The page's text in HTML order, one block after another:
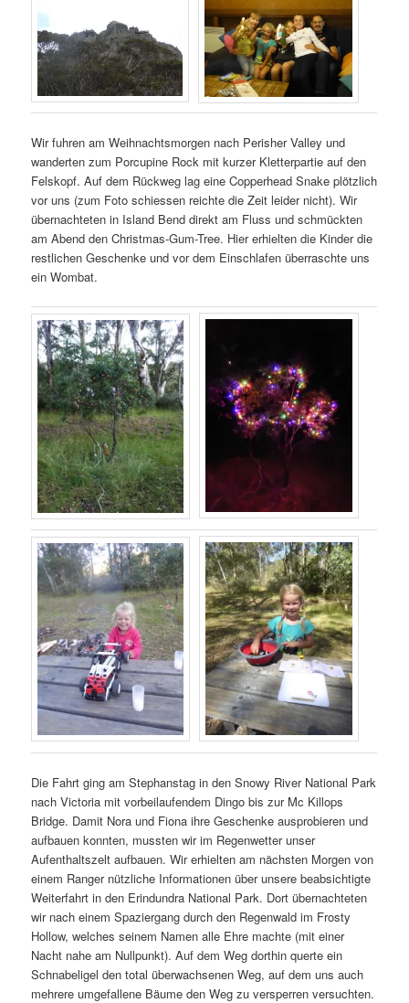
Wir fuhren am Weihnachtsmorgen nach Perisher Valley und
wanderten zum Porcupine Rock mit kurzer Kletterpartie auf den
Felskopf. Auf dem Rückweg lag eine Copperhead Snake plötzlich
vor uns (zum Foto schiessen reichte die Zeit leider nicht). Wir
übernachteten in Island Bend direkt am Fluss und schmückten
am Abend den Christmas-Gum-Tree. Hier erhielten die Kinder die
restlichen Geschenke und vor dem Einschlafen überraschte uns
ein Wombat.
Die Fahrt ging am Stephanstag in den Snowy River National Park
nach Victoria mit vorbeilaufendem Dingo bis zur Mc Killops
Bridge. Damit Nora und Fiona ihre Geschenke ausprobieren und
aufbauen konnten, mussten wir im Regenwetter unser
Aufenthaltszelt aufbauen. Wir erhielten am nächsten Morgen von
einem Ranger nützliche Informationen über unsere beabsichtigte
Weiterfahrt in den Erindundra National Park. Dort übernachteten
wir nach einem Spaziergang durch den Regenwald im Frosty
Hollow, welches seinem Namen alle Ehre machte (mit einer
Nacht nahe am Nullpunkt). Auf dem Weg dorthin querte ein
Schnabeligel den total überwachsenen Weg, auf dem uns auch
mehrere umgefallene Bäume den Weg zu versperren versuchten.